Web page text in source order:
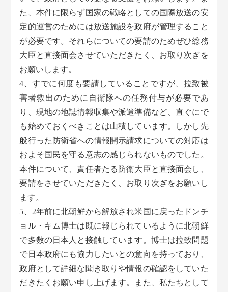
た、本件に限らず国家の戦略としての国際放送の安
定的運営のためには放送施設を政府が管理すること
が必要です。それらについての要請のためぜひ総務
大臣と直接面会させていただきたく、お取り次ぎを
お願いします。
4、すでに何度も要請していることですが、拉致被
害者救出のために自衛隊への任務付与が必要であ
り、現地の地誌情報収集や派遣準備など、直ぐにで
も始めておくべきことは山積しています。しかし先
般行った防衛省への情報開示請求についての対応は
およそ国民を守る意志の感じられないものでした。
本件について、責任者たる防衛大臣と直接面会し、
要請をさせていただきたく、お取り次ぎをお願いし
ます。
5、2年前に北朝鮮から解放され米国に戻ったドンチ
ョル・キム博士は既に報じられているように北朝鮮
で多数の日本人と接触しています。博士は拉致問題
で日本政府にも協力したいとの意向を持っており、
政府として詳細な聞き取りや情報の確認をしていた
だきたくお願い申し上げます。また、私たちとして